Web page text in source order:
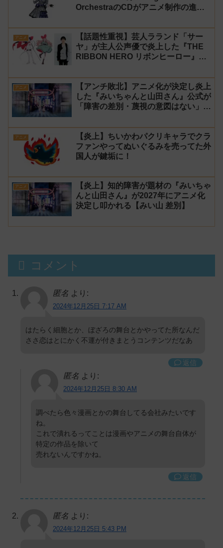
OrchestraのCDがアニメ制作の進行
アニメ
【話題性重視】芸人ラランド「サー
ヤ」が主人公声優で炎上した『THE
RIBBON HERO リボンヒーロー』に
ンルン」「でびでび・でびる」が出
演！
アニメ
【アンチ敗北】アニメ化が決定し炎上
した『みいちゃんと山田さん』公式が
「障害の差別・蔑視の意図はない」と
アニメ
【炎上】ちいかわパクリキャラでクラ
ファンやってぬいぐるみを売ってた外
国人が鍵垢に！
アニメ
【炎上】知的障害が題材の『みいちゃ
んと山田さん』が2027年にアニメ化
決定し叩かれる【みい山 差別】
コメント
匿名 より:
2024年12月25日 7:17 AM
はたらく細胞とか、ぼざろの舞台とかやってた所なんだ
ささ恋はとにかく不運が付きまとうコンテンツだなあ
返信
匿名 より:
2024年12月25日 8:30 AM
調べたら色々漫画とかの舞台してる会社みたいです
ね。
これで潰れるってことは漫画やアニメの舞台自体が
特定の作品を除いて
売れないんですかね。
返信
匿名 より:
2024年12月25日 5:43 PM